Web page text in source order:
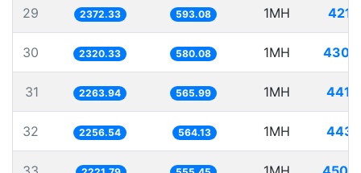
29 2372.33 593.08 1MH
30 2320.33 580.08 1MH
31 2263.94 565.99 1MH
32 2256.54 564.13 1MH